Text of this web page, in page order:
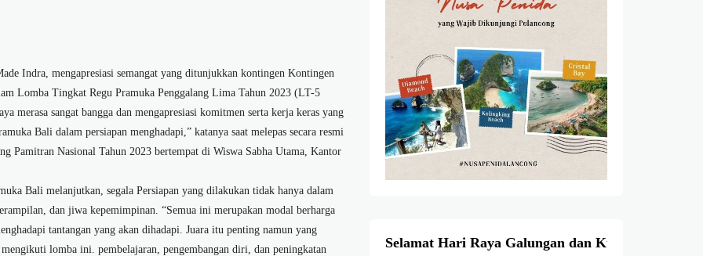
Indra, mengapresiasi semangat yang ditunjukkan kontingen Kontingen
Lomba Tingkat Regu Pramuka Penggalang Lima Tahun 2023 (LT-5
merasa sangat bangga dan mengapresiasi komitmen serta kerja keras yang
Bali dalam persiapan menghadapi,” katanya saat melepas secara resmi
Pamitran Nasional Tahun 2023 bertempat di Wiswa Sabha Utama, Kantor
Bali melanjutkan, segala Persiapan yang dilakukan tidak hanya dalam
dan jiwa kepemimpinan. “Semua ini merupakan modal berharga
tantangan yang akan dihadapi. Juara itu penting namun yang
lomba ini. pembelajaran, pengembangan diri, dan peningkatan
Selamat Hari Raya Galungan dan Kuningan